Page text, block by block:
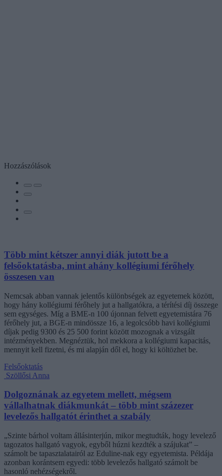
Hozzászólások
Több mint kétszer annyi diák jutott be a
felsőoktatásba, mint ahány kollégiumi férőhely
összesen van
Nemcsak abban vannak jelentős különbségek az egyetemek között,
hogy hány kollégiumi férőhely jut a hallgatókra, a térítési díj összege
sem egységes. Míg a BME-n 100 újonnan felvett egyetemistára 76
férőhely jut, a BGE-n mindössze 16, a legolcsóbb havi kollégiumi
díjak pedig 9300 és 25 500 forint között mozognak a vizsgált
intézményekben. Megnéztük, hol mekkora a kollégiumi kapacitás,
mennyit kell fizetni, és mi alapján dől el, hogy ki költözhet be.
Felsőoktatás
Szöllősi Anna
Dolgoznának az egyetem mellett, mégsem
vállalhatnak diákmunkát – több mint százezer
levelezős hallgatót érinthet a szabály
„Szinte bárhol voltam állásinterjún, mikor megtudták, hogy levelező
tagozatos hallgató vagyok, egyből húzni kezdték a szájukat” –
számolt be tapasztalatairól az Eduline-nak egy egyetemista. Példája
azonban korántsem egyedi: több levelezős hallgató számolt be
hasonló nehézségekről.